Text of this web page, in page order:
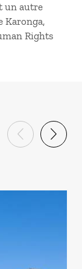
un autre
Karonga,
Rights